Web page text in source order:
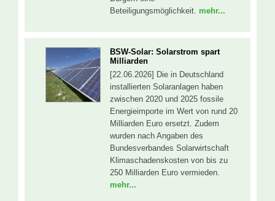
Beteiligungsmöglichkeit. mehr...
BSW-Solar: Solarstrom spart
Milliarden
[22.06.2026] Die in Deutschland
installierten Solaranlagen haben
zwischen 2020 und 2025 fossile
Energieimporte im Wert von rund 20
Milliarden Euro ersetzt. Zudem
wurden nach Angaben des
Bundesverbandes Solarwirtschaft
Klimaschadenskosten von bis zu
250 Milliarden Euro vermieden.
mehr...